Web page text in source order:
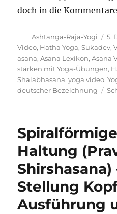
doch in die
Autor
Ashtanga-Raja-Yogi 5.
Video, Hatha Yoga,Sukadev,
asana,Asana Lexikon,Asana
stärken mit Yoga-Übungen,
Shalabhasana,yoga video,
deutscher Bezeichnung
Haltung
Shirshasana)
Stellung
Ausführung